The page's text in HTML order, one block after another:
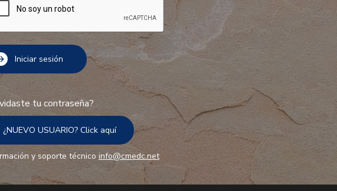
tu contraseña?
¿NUEVO USUARIO? Click aquí
y soporte técnico info@cmedc.net